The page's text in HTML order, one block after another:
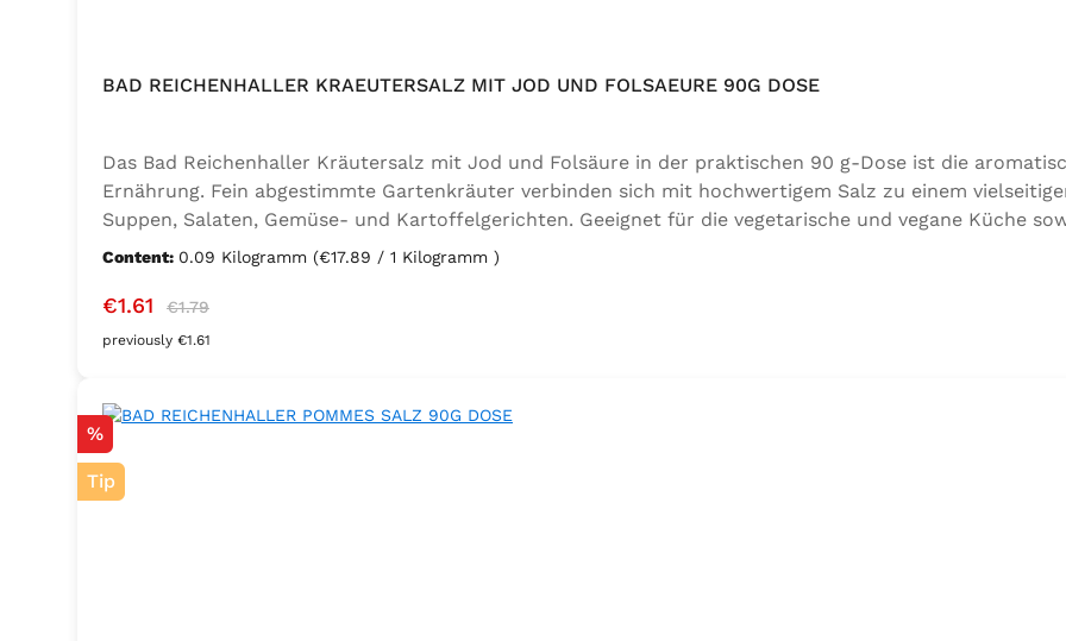
BAD REICHENHALLER KRAEUTERSALZ MIT JOD UND FOLSAEURE 90G DOSE
Das Bad Reichenhaller Kräutersalz mit Jod und Folsäure in der praktischen 90 g-Dose ist die
Ernährung. Fein abgestimmte Gartenkräuter verbinden sich mit hochwertigem Salz zu einem
Suppen, Salaten, Gemüse- und Kartoffelgerichten. Geeignet für die vegetarische und vegane Küche
Ernährung mit zusätzlichem Jod und Folsäure. Zutaten:Siedesalz, 17,5 % Kräuter und Gewürze
Content: 0.09 Kilogramm (€17.89 / 1 Kilogramm )
Sale price:
€1.61 Regular price:
€1.79
previously €1.61
Discount
%
Tip